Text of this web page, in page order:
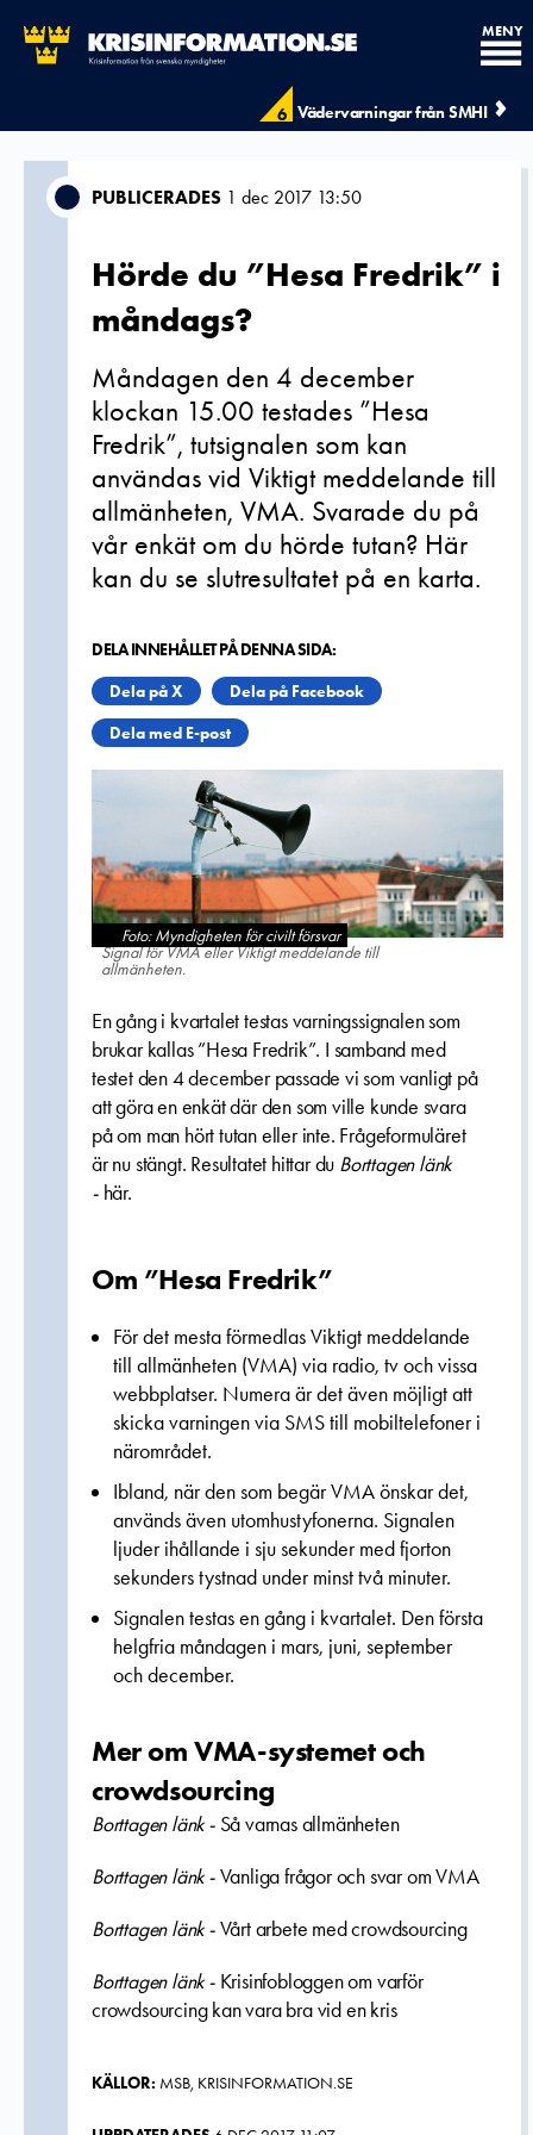
6 Vädervarningar från SMHI
MENY
PUBLICERADES 1 dec 2017 13:50
Hörde du ”Hesa Fredrik” i
måndags?
Måndagen den 4 december
klockan 15.00 testades ”Hesa
Fredrik”, tutsignalen som kan
användas vid Viktigt meddelande till
allmänheten, VMA. Svarade du på
vår enkät om du hörde tutan? Här
kan du se slutresultatet på en karta.
DELA INNEHÅLLET PÅ DENNA SIDA:
Dela på X
Dela på Facebook
Dela med E-post
Foto: Myndigheten för civilt försvar
Signal för VMA eller Viktigt meddelande till
allmänheten.
En gång i kvartalet testas varningssignalen som
brukar kallas ”Hesa Fredrik”. I samband med
testet den 4 december passade vi som vanligt på
att göra en enkät där den som ville kunde svara
på om man hört tutan eller inte. Frågeformuläret
är nu stängt. Resultatet hittar du Borttagen länk
- här.
Om ”Hesa Fredrik”
För det mesta förmedlas Viktigt meddelande
till allmänheten (VMA) via radio, tv och vissa
webbplatser. Numera är det även möjligt att
skicka varningen via SMS till mobiltelefoner i
närområdet.
Ibland, när den som begär VMA önskar det,
används även utomhustyfonerna. Signalen
ljuder ihållande i sju sekunder med fjorton
sekunders tystnad under minst två minuter.
Signalen testas en gång i kvartalet. Den första
helgfria måndagen i mars, juni, september
och december.
Mer om VMA-systemet och
crowdsourcing
Borttagen länk - Så varnas allmänheten
Borttagen länk -Vanliga frågor och svar om VMA
Borttagen länk -Vårt arbete med crowdsourcing
Borttagen länk - Krisinfobloggen om varför
crowdsourcing kan vara bra vid en kris
KÄLLOR: MSB, KRISINFORMATION.SE